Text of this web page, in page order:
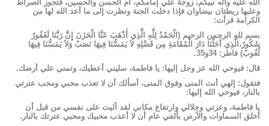
الله عليه وآله نبيكم، زوجة علي إمامكم، أم الحسن والحسين، فتجوز الصراط
وعليها ريطتان بيضاوان فإذا دخلت الجنة ونظرت إلى ما أعد الله لها من
الكرامة قرأت:
بسم لله الرحمن الرحيم (الْحَمْدُ لِلَّهِ الَّذِي أَذْهَبَ عَنَّا الْحَزَنَ إِنَّ رَبَّنَا لَغَفُورٌ
شَكُورٌ،الَّذِي أَحَلَّنَا دَارَ الْمُقَامَةِ مِن فَضْلِهِ لاَ يَمَسُّنَا فِيهَا نَصَبٌ وَلاَ يَمَسُّنَا فِيهَا
لُغُوبٌ) فاطر: 34و35.
قال: فيوحي الله عز وجل إليها: يا فاطمة، سليني أعطيك، وتمني علي أرضك.
فتقول: إلهي أنت المنى وفوق المنى، أسألك أن لا تعذب محبي ومحب عترتي
بالنار، فيوحي الله إليها:
يا فاطمة، وعزتي وجلالي وارتفاع مكاني لقد آليت على نفسي من قبل أن
أخلق السماوات والأرض بألفي عام أن لا أعذب محبيك ومحبي عترتك بالنار.